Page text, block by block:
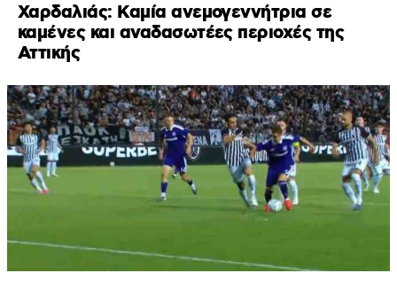
Χαρδαλιάς: Καμία ανεμογεννήτρια σε
καμένες και αναδασωτέες περιοχές της
Αττικής